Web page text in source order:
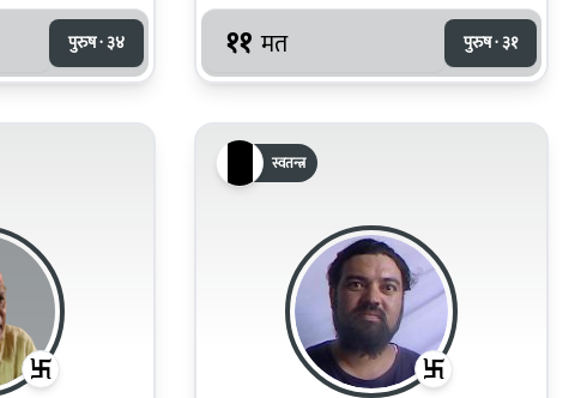
पुरुष · ३४ ११ मत पुरुष · ३१
स्वतन्त्र